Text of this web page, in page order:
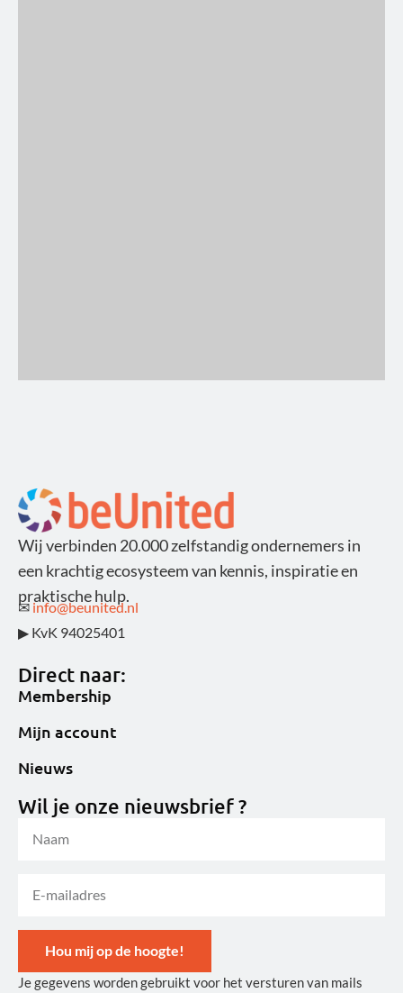
Wij verbinden 20.000 zelfstandig ondernemers in
een krachtig ecosysteem van kennis, inspiratie en
praktische hulp.
✉ info@beunited.nl
▶ KvK 94025401
Direct naar:
Membership
Mijn account
Nieuws
Wil je onze nieuwsbrief ?
Hou mij op de hoogte!
Alternative:
Je gegevens worden gebruikt voor het versturen van mails